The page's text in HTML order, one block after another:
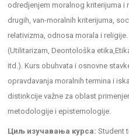
odredjenjem moralnog kriterijuma
drugih, van-moralnih kriterijuma,
relativizma, odnosa morala i
(Utilitarizam, Deontološka
itd.). Kurs obuhvata i osnovne
opravdavanja moralnih termina i
distinkcije važne za oblast
metodologije i epistemologije.
Циљ изучавања курса: Student